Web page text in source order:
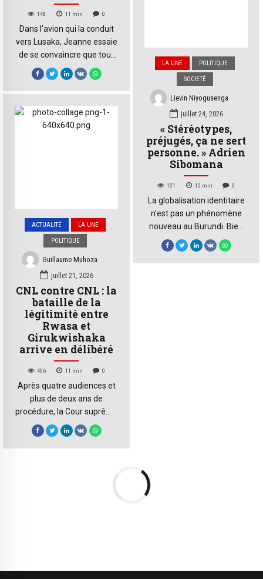
148 11 min 0
Dans l’avion qui la conduit
vers Lusaka, Jeanne essaie
de se convaincre que tout
ira bien. Pourtant, une
question revient sans
cesse, plus tenace que le
bruit des moteurs : qui
retrouvera-t-elle au bout de
ce voyage ? Son frère… ou
LA UNE POLITIQUE
SOCIETÉ
Lievin Niyogusenga
juillet 24, 2026
« Stéréotypes,
préjugés, ça ne sert
personne. » Adrien
Sibomana
151 12 min 0
La globalisation identitaire
n’est pas un phénomène
nouveau au Burundi. Bien
avant les réseaux sociaux,
elle alimentait déjà les
préjugés, les exclusions et,
ACTUALITÉ LA UNE
POLITIQUE
Guillaume Muhoza
juillet 21, 2026
CNL contre CNL : la
bataille de la
légitimité entre
Rwasa et
Girukwishaka
arrive en délibéré
406 11 min 0
Après quatre audiences et
plus de deux ans de
procédure, la Cour suprême
du Burundi a mis en
délibéré, le 16 juillet dernier,
le procès qui oppose